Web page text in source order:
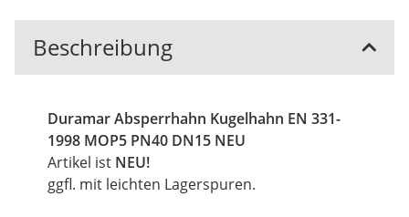
Beschreibung
Duramar Absperrhahn Kugelhahn EN 331-
1998 MOP5 PN40 DN15 NEU
Artikel ist NEU!
ggfl. mit leichten Lagerspuren.